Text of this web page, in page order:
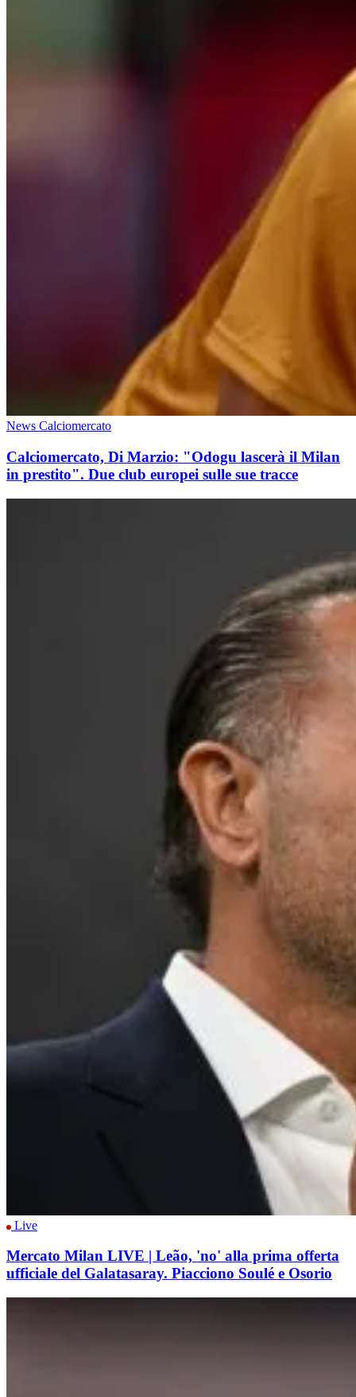
News Calciomercato
Calciomercato, Di Marzio: "Odogu lascerà il Milan
in prestito". Due club europei sulle sue tracce
Live
Mercato Milan LIVE | Leão, 'no' alla prima offerta
ufficiale del Galatasaray. Piacciono Soulé e Osorio